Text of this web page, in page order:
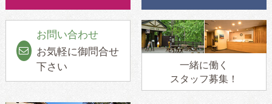
お問い合わせ
お気軽に御問合せ
下さい
一緒に働く
スタッフ募集！